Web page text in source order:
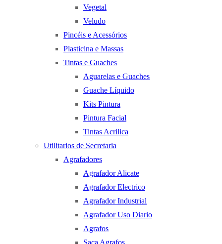
Vegetal
Veludo
Pincéis e Acessórios
Plasticina e Massas
Tintas e Guaches
Aguarelas e Guaches
Guache Líquido
Kits Pintura
Pintura Facial
Tintas Acrilica
Utilitarios de Secretaria
Agrafadores
Agrafador Alicate
Agrafador Electrico
Agrafador Industrial
Agrafador Uso Diario
Agrafos
Saca Agrafos